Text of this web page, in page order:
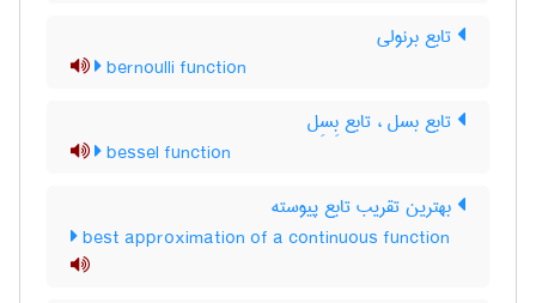
تابع برنولی
bernoulli function
تابع بسل ، تابع بِسِل
bessel function
بهترین تقریب تابع پیوسته
best approximation of a continuous function